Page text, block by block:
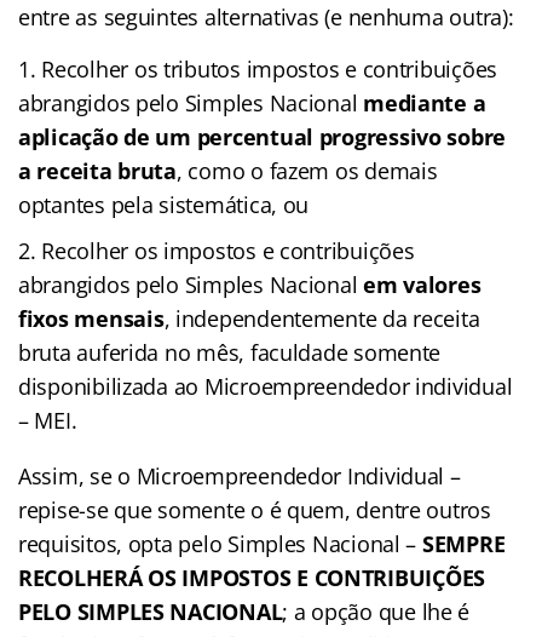
entre as seguintes alternativas (e nenhuma outra):
Recolher os tributos impostos e contribuições
abrangidos pelo Simples Nacional mediante a
aplicação de um percentual progressivo sobre
a receita bruta, como o fazem os demais
optantes pela sistemática, ou
Recolher os impostos e contribuições
abrangidos pelo Simples Nacionalem valores
fixos mensais, independentemente da receita
bruta auferida no mês, faculdade somente
disponibilizada ao Microempreendedor individual
– MEI.
Assim, se o Microempreendedor Individual –
repise-se que somente o é quem, dentre outros
requisitos, opta pelo Simples Nacional – SEMPRE
RECOLHERÁ OS IMPOSTOS E CONTRIBUIÇÕES
PELO SIMPLES NACIONAL; a opção que lhe é